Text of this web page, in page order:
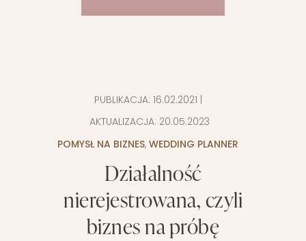
PUBLIKACJA: 16.02.2021 |
AKTUALIZACJA: 20.05.2023
POMYSŁ NA BIZNES, WEDDING PLANNER
Działalność
nierejestrowana, czyli
biznes na próbę